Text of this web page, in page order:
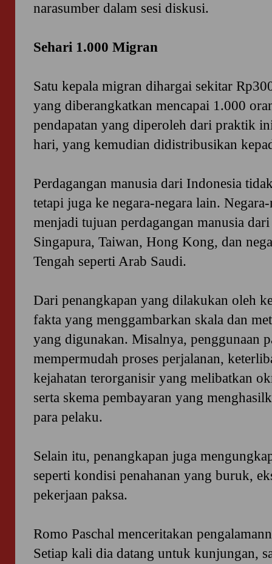
narasumber dalam sesi diskusi.
Sehari 1.000 Migran
Satu kepala migran dihargai sekitar
yang diberangkatkan mencapai 1.000
pendapatan yang diperoleh dari praktik
hari, yang kemudian didistribusikan
Perdagangan manusia dari Indonesia
tetapi juga ke negara-negara lain.
menjadi tujuan perdagangan manusia
Singapura, Taiwan, Hong Kong, dan
Tengah seperti Arab Saudi.
Dari penangkapan yang dilakukan oleh
fakta yang menggambarkan skala dan
yang digunakan. Misalnya, penggunaan
mempermudah proses perjalanan,
kejahatan terorganisir yang melibatkan
serta skema pembayaran yang
para pelaku.
Selain itu, penangkapan juga
seperti kondisi penahanan yang buruk,
pekerjaan paksa.
Romo Paschal menceritakan
Setiap kali dia datang untuk kunjungan,